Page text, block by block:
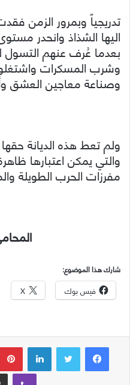
تدريجياً وبمرور الزمن
اليها الشذاذ وانحدر
بعدما عُرف عنهم
وشرب المسكرات واشتغلوا
وصناعة معاجين العشق
ولم تعط هذه الديانة
والتي يمكن اعتبارها
مفرزات الحرب الطويلة
شارك هذا الموضوع:
فيس بوك X
لينكدإن
ڤايبر